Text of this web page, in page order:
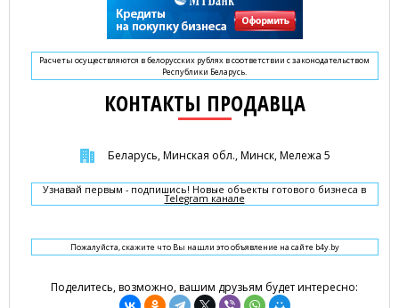
Расчеты осуществляются в белорусских рублях в соответствии с законодательством
Республики Беларусь.
КОНТАКТЫ ПРОДАВЦА
Беларусь, Минская обл., Минск, Мележа 5
Узнавай первым - подпишись! Новые объекты готового бизнеса в
Telegram канале
Пожалуйста, скажите что Вы нашли это объявление на сайте b4y.by
Поделитесь, возможно, вашим друзьям будет интересно: